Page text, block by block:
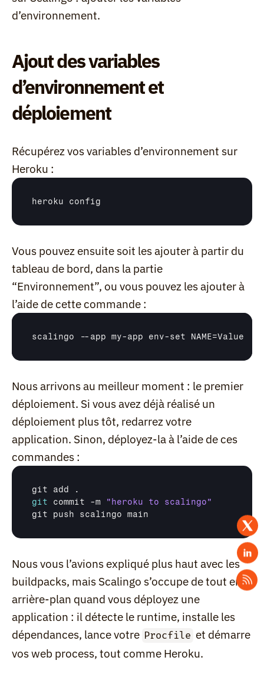
d’environnement.
Ajout des variables
d’environnement et
déploiement
Récupérez vos variables d’environnement sur
Heroku :
heroku config
Vous pouvez ensuite soit les ajouter à partir du
tableau de bord, dans la partie
“Environnement”, ou vous pouvez les ajouter à
l’aide de cette commande :
scalingo -- app my-app env-set NAME=Value
Nous arrivons au meilleur moment : le premier
déploiement. Si vous avez déjà réalisé un
déploiement plus tôt, redarrez votre
application. Sinon, déployez-la à l’aide de ces
commandes :
git add
git
commit -m
"heroku to scalingo"
git push scalingo main
Nous vous l’avions expliqué plus haut avec les
buildpacks, mais Scalingo s’occupe de tout en
arrière-plan quand vous déployez une
application : il détecte le runtime, installe les
dépendances, lance votre Procfile et démarre
vos web process, tout comme Heroku.